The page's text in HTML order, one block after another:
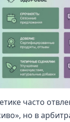
часто
но в